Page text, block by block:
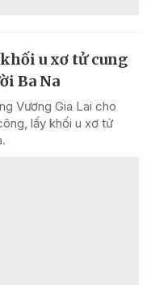
u xơ tử cung
Ba Na
Vương Gia Lai cho
lấy khối u xơ tử